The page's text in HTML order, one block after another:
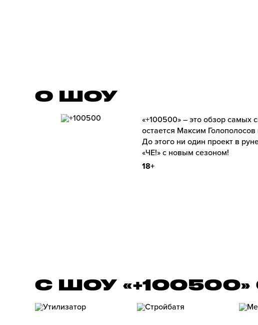
О ШОУ
«+100500» – это обзор
остается Максим
До этого ни один проект в
«ЧЕ!» с новым сезоном!
18+
С ШОУ